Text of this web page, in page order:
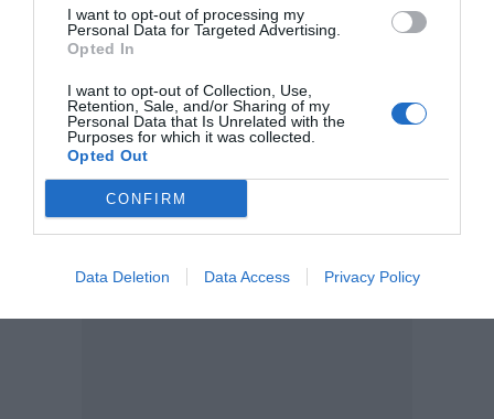
I want to opt-out of processing my
Personal Data for Targeted Advertising.
Opted In
I want to opt-out of Collection, Use,
Retention, Sale, and/or Sharing of my
Personal Data that Is Unrelated with the
Purposes for which it was collected.
Opted Out
CONFIRM
Data Deletion Data Access Privacy Policy
AñadirDiarioSabemoscomo fuente preferida de
Google de forma gratuita
ACTIVAR AHORA
DIETA